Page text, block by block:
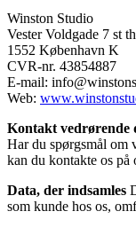
Winston Studio
Vester Voldgade 7 st
1552 København K
CVR-nr. 43854887
E-mail:
Web:
Kontakt vedrørende
Har du spørgsmål om
kan du kontakte os på
Data, der indsamles
som kunde hos os,